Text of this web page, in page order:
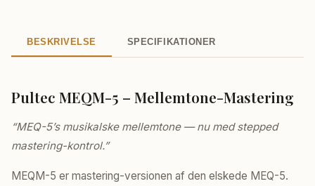
BESKRIVELSE SPECIFIKATIONER
Pultec MEQM-5 – Mellemtone-Mastering
“MEQ-5’s musikalske mellemtone — nu med stepped
mastering-kontrol.”
MEQM-5 er mastering-versionen af den elskede MEQ-5.